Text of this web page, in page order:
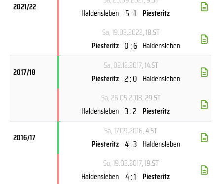
2021/22
Haldensleben 5 : 1 Piesteritz
Sa, 19.03.2022, 18.ST
Piesteritz 0 : 6 Haldensleben
2017/18
Sa, 02.12.2017, 14.ST
Piesteritz 2 : 0 Haldensleben
Sa, 26.05.2018, 29.ST
Haldensleben 3 : 2 Piesteritz
2016/17
Sa, 17.09.2016, 4.ST
Piesteritz 4 : 3 Haldensleben
So, 19.03.2017, 19.ST
Haldensleben 4 : 1 Piesteritz